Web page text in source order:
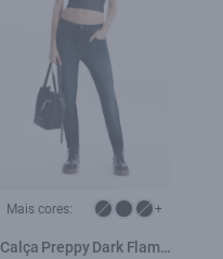
Mais cores: +
Calça Preppy Dark Flame